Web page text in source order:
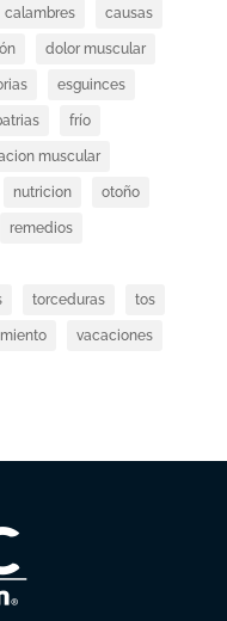
calambres causas
dolor muscular
esguinces
frío
muscular
nutricion otoño
remedios
torceduras tos
vacaciones